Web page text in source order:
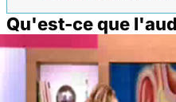
Qu'est-ce que